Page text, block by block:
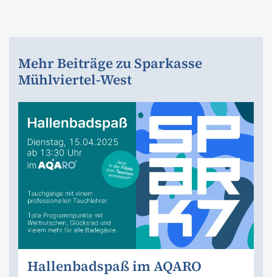
Mehr Beiträge zu Sparkasse
Mühlviertel-West
Hallenbadspaß im AQARO